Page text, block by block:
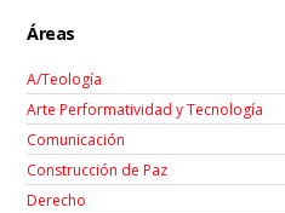
Áreas
A/Teología
Arte Performatividad y Tecnología
Comunicación
Construcción de Paz
Derecho